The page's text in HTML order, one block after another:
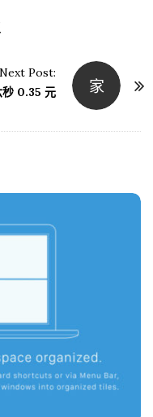
家
Next Post:
秒 0.35 元